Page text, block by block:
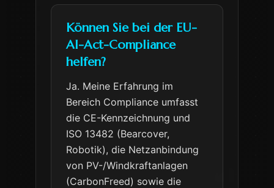
Können Sie bei der EU-
AI-Act-Compliance
helfen?
Ja. Meine Erfahrung im
Bereich Compliance umfasst
die CE-Kennzeichnung und
ISO 13482 (Bearcover,
Robotik), die Netzanbindung
von PV-/Windkraftanlagen
(CarbonFreed) sowie die